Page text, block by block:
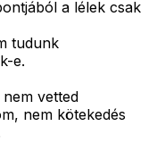
a lélek csak
tudunk
e.
vetted
nem kötekedés